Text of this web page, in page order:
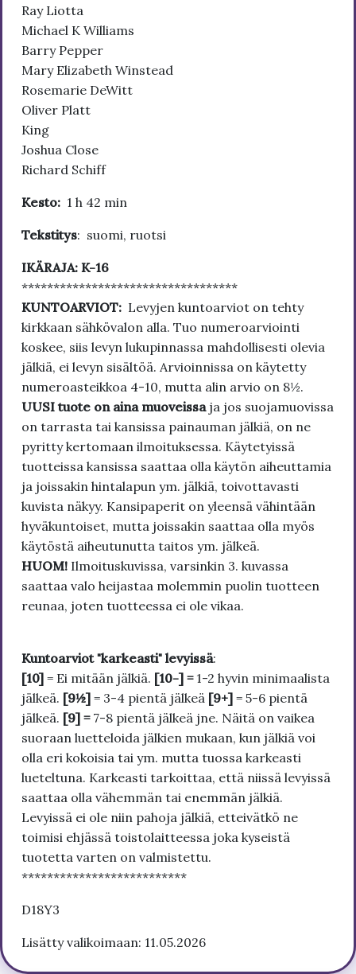
Ray Liotta
Michael K Williams
Barry Pepper
Mary Elizabeth Winstead
Rosemarie DeWitt
Oliver Platt
King
Joshua Close
Richard Schiff
Kesto: 1 h 42 min
Tekstitys: suomi, ruotsi
IKÄRAJA: K-16
**********************************
KUNTOARVIOT: Levyjen kuntoarviot on tehty
kirkkaan sähkövalon alla. Tuo numeroarviointi
koskee, siis levyn lukupinnassa mahdollisesti olevia
jälkiä, ei levyn sisältöä. Arvioinnissa on käytetty
numeroasteikkoa 4-10, mutta alin arvio on 8½.
UUSI tuote on aina muoveissa ja jos suojamuovissa
on tarrasta tai kansissa painauman jälkiä, on ne
pyritty kertomaan ilmoituksessa. Käytetyissä
tuotteissa kansissa saattaa olla käytön aiheuttamia
ja joissakin hintalapun ym. jälkiä, toivottavasti
kuvista näkyy. Kansipaperit on yleensä vähintään
hyväkuntoiset, mutta joissakin saattaa olla myös
käytöstä aiheutunutta taitos ym. jälkeä.
HUOM! Ilmoituskuvissa, varsinkin 3. kuvassa
saattaa valo heijastaa molemmin puolin tuotteen
reunaa, joten tuotteessa ei ole vikaa.
Kuntoarviot "karkeasti" levyissä:
[10] = Ei mitään jälkiä. [10-] = 1-2 hyvin minimaalista
jälkeä. [9½] = 3-4 pientä jälkeä [9+] = 5-6 pientä
jälkeä. [9] = 7-8 pientä jälkeä jne. Näitä on vaikea
suoraan luetteloida jälkien mukaan, kun jälkiä voi
olla eri kokoisia tai ym. mutta tuossa karkeasti
lueteltuna. Karkeasti tarkoittaa, että niissä levyissä
saattaa olla vähemmän tai enemmän jälkiä.
Levyissä ei ole niin pahoja jälkiä, etteivätkö ne
toimisi ehjässä toistolaitteessa joka kyseistä
tuotetta varten on valmistettu.
**************************
D18Y3
Lisätty valikoimaan: 11.05.2026